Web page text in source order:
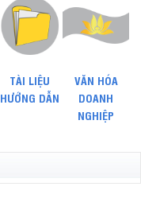
TÀI LIỆU
HƯỚNG DẪN
VĂN HÓA
DOANH
NGHIỆP